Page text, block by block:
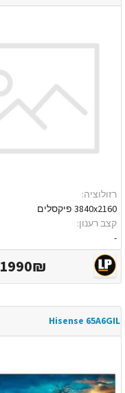
רזולוציה:
3840x2160 פיקסלים
קצב רענון:
-
1990₪
Hisense 65A6GIL